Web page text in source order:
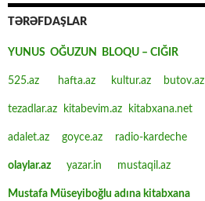
TƏRƏFDAŞLAR
YUNUS OĞUZUN BLOQU – CIĞIR
525.az hafta.az kultur.az butov.az
tezadlar.az kitabevim.az kitabxana.net
adalet.az goyce.az radio-kardeche
olaylar.az yazar.in mustaqil.az
Mustafa Müseyiboğlu adına kitabxana